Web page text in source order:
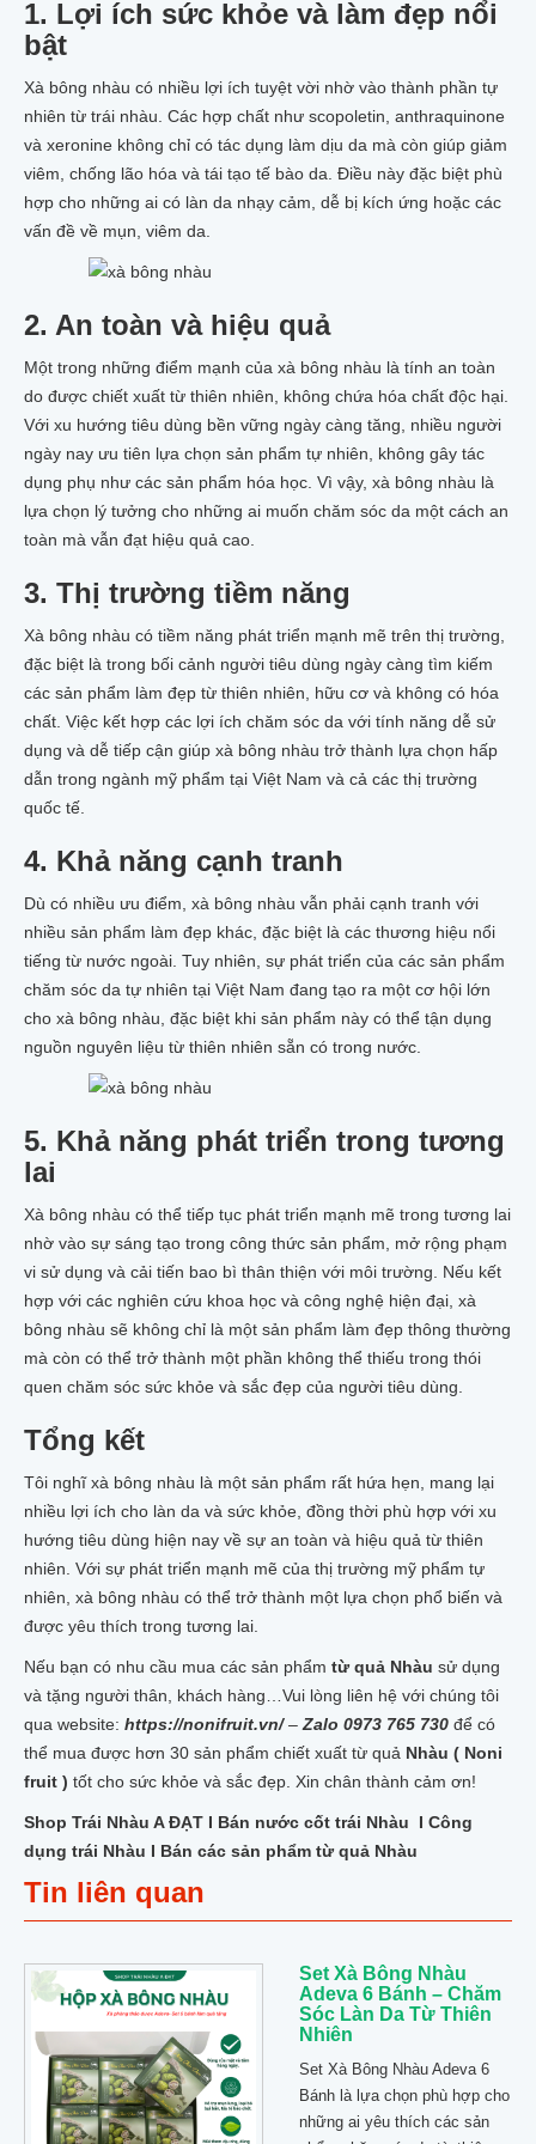
1. Lợi ích sức khỏe và làm đẹp nổi
bật
Xà bông nhàu có nhiều lợi ích tuyệt vời nhờ vào thành phần tự
nhiên từ trái nhàu. Các hợp chất như scopoletin, anthraquinone
và xeronine không chỉ có tác dụng làm dịu da mà còn giúp giảm
viêm, chống lão hóa và tái tạo tế bào da. Điều này đặc biệt phù
hợp cho những ai có làn da nhạy cảm, dễ bị kích ứng hoặc các
vấn đề về mụn, viêm da.
2. An toàn và hiệu quả
Một trong những điểm mạnh của xà bông nhàu là tính an toàn
do được chiết xuất từ thiên nhiên, không chứa hóa chất độc hại.
Với xu hướng tiêu dùng bền vững ngày càng tăng, nhiều người
ngày nay ưu tiên lựa chọn sản phẩm tự nhiên, không gây tác
dụng phụ như các sản phẩm hóa học. Vì vậy, xà bông nhàu là
lựa chọn lý tưởng cho những ai muốn chăm sóc da một cách an
toàn mà vẫn đạt hiệu quả cao.
3. Thị trường tiềm năng
Xà bông nhàu có tiềm năng phát triển mạnh mẽ trên thị trường,
đặc biệt là trong bối cảnh người tiêu dùng ngày càng tìm kiếm
các sản phẩm làm đẹp từ thiên nhiên, hữu cơ và không có hóa
chất. Việc kết hợp các lợi ích chăm sóc da với tính năng dễ sử
dụng và dễ tiếp cận giúp xà bông nhàu trở thành lựa chọn hấp
dẫn trong ngành mỹ phẩm tại Việt Nam và cả các thị trường
quốc tế.
4. Khả năng cạnh tranh
Dù có nhiều ưu điểm, xà bông nhàu vẫn phải cạnh tranh với
nhiều sản phẩm làm đẹp khác, đặc biệt là các thương hiệu nổi
tiếng từ nước ngoài. Tuy nhiên, sự phát triển của các sản phẩm
chăm sóc da tự nhiên tại Việt Nam đang tạo ra một cơ hội lớn
cho xà bông nhàu, đặc biệt khi sản phẩm này có thể tận dụng
nguồn nguyên liệu từ thiên nhiên sẵn có trong nước.
5. Khả năng phát triển trong tương
lai
Xà bông nhàu có thể tiếp tục phát triển mạnh mẽ trong tương lai
nhờ vào sự sáng tạo trong công thức sản phẩm, mở rộng phạm
vi sử dụng và cải tiến bao bì thân thiện với môi trường. Nếu kết
hợp với các nghiên cứu khoa học và công nghệ hiện đại, xà
bông nhàu sẽ không chỉ là một sản phẩm làm đẹp thông thường
mà còn có thể trở thành một phần không thể thiếu trong thói
quen chăm sóc sức khỏe và sắc đẹp của người tiêu dùng.
Tổng kết
Tôi nghĩ xà bông nhàu là một sản phẩm rất hứa hẹn, mang lại
nhiều lợi ích cho làn da và sức khỏe, đồng thời phù hợp với xu
hướng tiêu dùng hiện nay về sự an toàn và hiệu quả từ thiên
nhiên. Với sự phát triển mạnh mẽ của thị trường mỹ phẩm tự
nhiên, xà bông nhàu có thể trở thành một lựa chọn phổ biến và
được yêu thích trong tương lai.
Nếu bạn có nhu cầu mua các sản phẩm từ quả Nhàu sử dụng
và tặng người thân, khách hàng…Vui lòng liên hệ với chúng tôi
qua website: https://nonifruit.vn/– Zalo 0973 765 730 để có
thể mua được hơn 30 sản phẩm chiết xuất từ quả Nhàu ( Noni
fruit ) tốt cho sức khỏe và sắc đẹp. Xin chân thành cảm ơn!
Shop Trái Nhàu A ĐẠT I Bán nước cốt trái Nhàu I Công
dụng trái Nhàu I Bán các sản phẩm từ quả Nhàu
Tin liên quan
Set Xà Bông Nhàu
Adeva 6 Bánh – Chăm
Sóc Làn Da Từ Thiên
Nhiên
Set Xà Bông Nhàu Adeva 6
Bánh là lựa chọn phù hợp cho
những ai yêu thích các sản